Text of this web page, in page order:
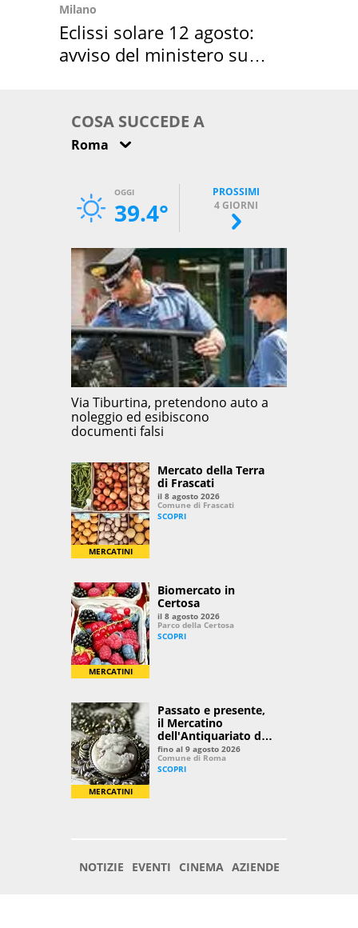
Milano
Eclissi solare 12 agosto:
avviso del ministero su